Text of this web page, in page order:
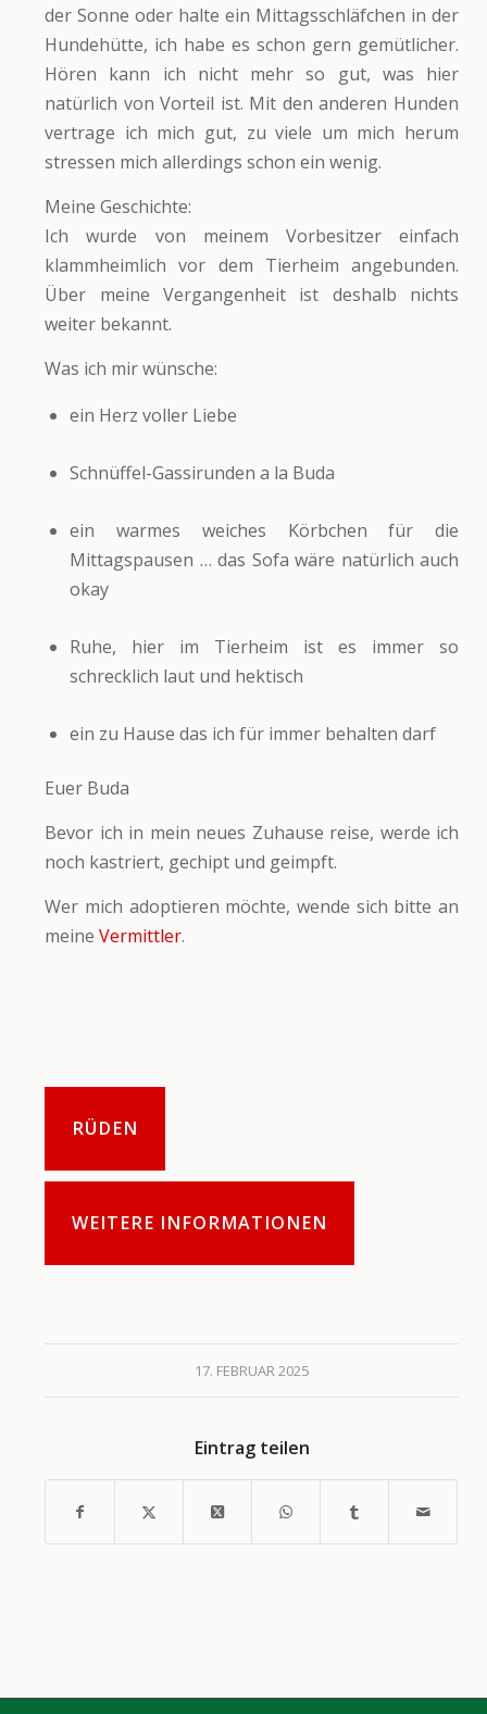
der Sonne oder halte ein Mittagsschläfchen in der
Hundehütte, ich habe es schon gern gemütlicher.
Hören kann ich nicht mehr so gut, was hier
natürlich von Vorteil ist. Mit den anderen Hunden
vertrage ich mich gut, zu viele um mich herum
stressen mich allerdings schon ein wenig.
Meine Geschichte:
Ich wurde von meinem Vorbesitzer einfach
klammheimlich vor dem Tierheim angebunden.
Über meine Vergangenheit ist deshalb nichts
weiter bekannt.
Was ich mir wünsche:
ein Herz voller Liebe
Schnüffel-Gassirunden a la Buda
ein warmes weiches Körbchen für die
Mittagspausen … das Sofa wäre natürlich auch
okay
Ruhe, hier im Tierheim ist es immer so
schrecklich laut und hektisch
ein zu Hause das ich für immer behalten darf
Euer Buda
Bevor ich in mein neues Zuhause reise, werde ich
noch kastriert, gechipt und geimpft.
Wer mich adoptieren möchte, wende sich bitte an
meineVermittler.
RÜDEN
WEITERE INFORMATIONEN
17. FEBRUAR 2025
Eintrag teilen